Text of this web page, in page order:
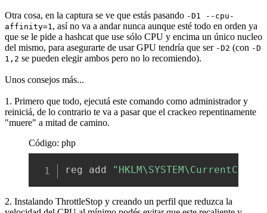
Otra cosa, en la captura se ve que estás pasando -D1 --cpu-
affinity=1, así no va a andar nunca aunque esté todo en orden ya
que se le pide a hashcat que use sólo CPU y encima un único nucleo
del mismo, para asegurarte de usar GPU tendría que ser -D2 (con -D
1,2 se pueden elegir ambos pero no lo recomiendo).
Unos consejos más...
1. Primero que todo, ejecutá este comando como administrador y
reiniciá, de lo contrario te va a pasar que el crackeo repentinamente
"muere" a mitad de camino.
Código: php
reg add
2. Instalando ThrottleStop y creando un perfil que reduzca la